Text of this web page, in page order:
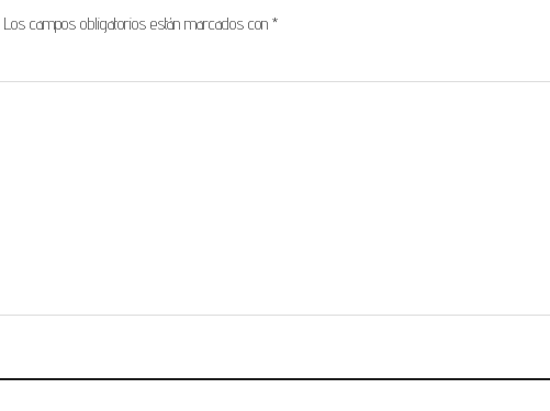
Los campos obligatorios están marcados con *